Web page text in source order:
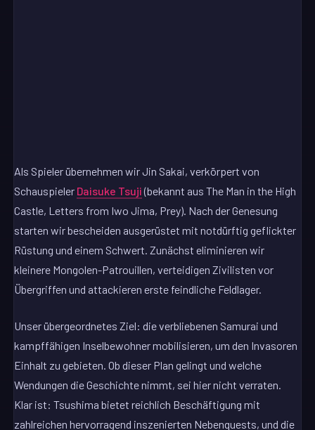
Als Spieler übernehmen wir Jin Sakai, verkörpert von
Schauspieler Daisuke Tsuji(bekannt aus The Man in the High
Castle, Letters from Iwo Jima, Prey). Nach der Genesung
starten wir bescheiden ausgerüstet mit notdürftig geflickter
Rüstung und einem Schwert. Zunächst eliminieren wir
kleinere Mongolen-Patrouillen, verteidigen Zivilisten vor
Übergriffen und attackieren erste feindliche Feldlager.
Unser übergeordnetes Ziel: die verbliebenen Samurai und
kampffähigen Inselbewohner mobilisieren, um den Invasoren
Einhalt zu gebieten. Ob dieser Plan gelingt und welche
Wendungen die Geschichte nimmt, sei hier nicht verraten.
Klar ist: Tsushima bietet reichlich Beschäftigung mit
zahlreichen hervorragend inszenierten Nebenquests, und die